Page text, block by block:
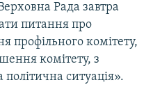
Рада завтра
питання про
профільного комітету,
комітету, з
ситуація».